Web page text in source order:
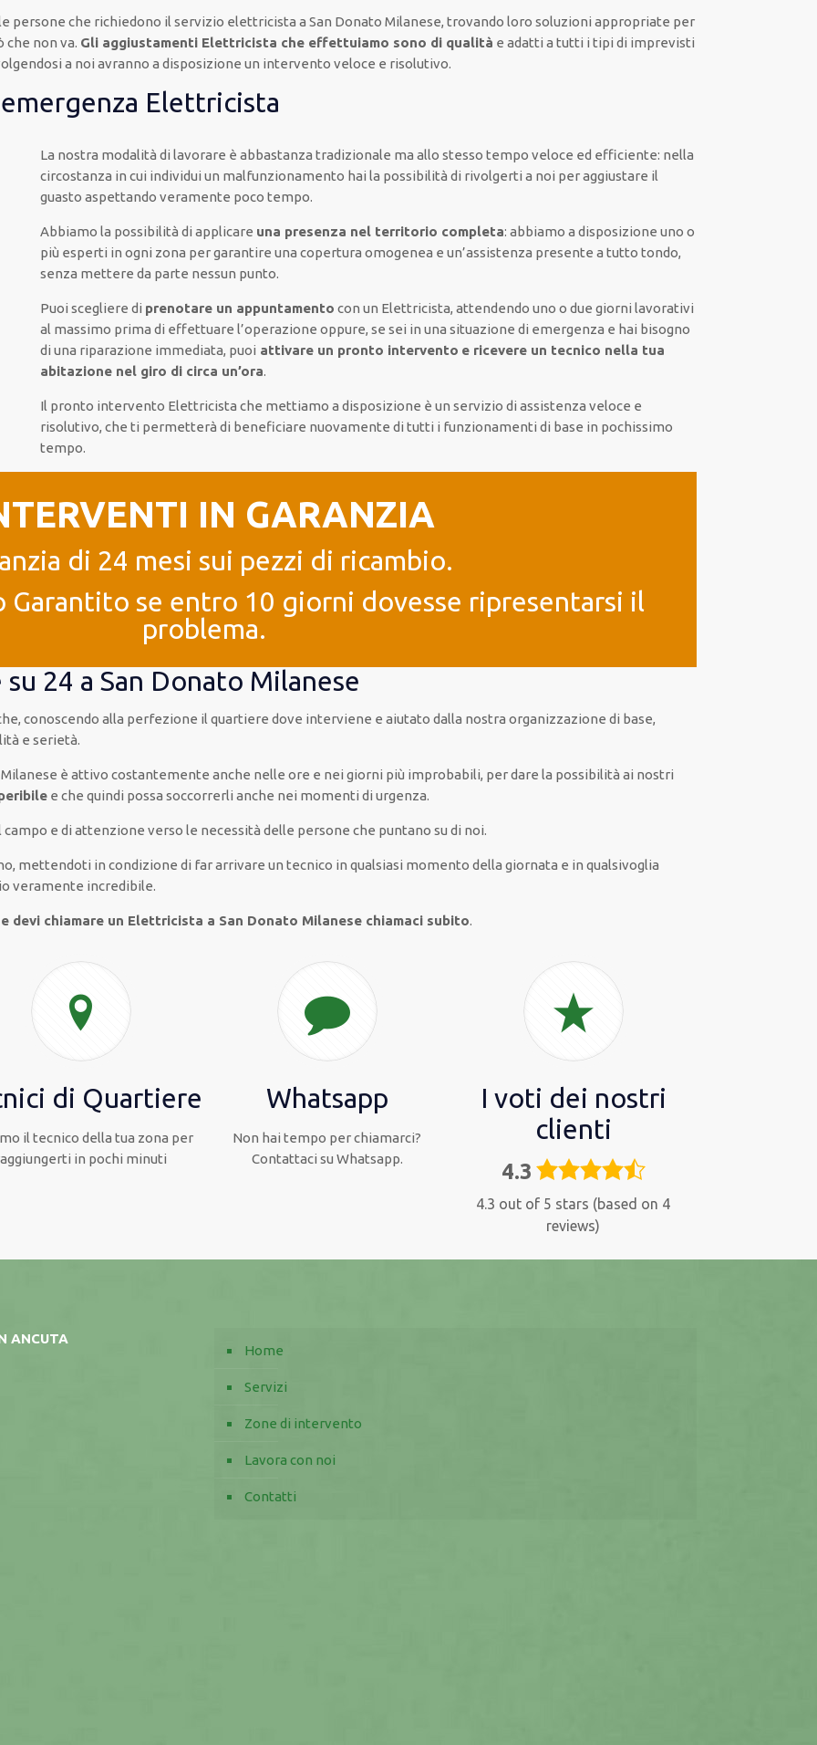
persone che richiedono il servizio elettricista a San Donato Milanese, trovando lorosoluzioni appropriate per
che non va. Gli aggiustamenti Elettricista che effettuiamo sono di qualità eadatti a tutti i tipi di imprevisti
a noi avranno a disposizione un interventoveloce e risolutivo.
Elettricista
La nostra modalità di lavorare è abbastanza tradizionale ma allo stesso tempo veloce ed efficiente: nella
circostanza in cui individui un malfunzionamento hai la possibilità di rivolgerti a noi peraggiustare il
guasto aspettando veramente poco tempo.
Abbiamo la possibilità di applicare una presenza nel territorio completa: abbiamo a disposizione uno o
più esperti in ogni zona pergarantire una copertura omogenea e un’assistenza presente a tutto tondo,
senza mettere da parte nessun punto.
Puoi scegliere di prenotareun appuntamento con un Elettricista, attendendo uno o due giorni lavorativi
al massimo prima di effettuare l’operazione oppure, se sei in una situazione di emergenza e hai bisogno
di una riparazione immediata, puoi attivareun pronto intervento e ricevere un tecnico nella tua
abitazione nel giro di circa un’ora.
Il pronto intervento Elettricista che mettiamo a disposizione è un servizio di assistenza veloce e
risolutivo, che ti permetterà di beneficiare nuovamente di tutti i funzionamenti di base in pochissimo
tempo.
IN GARANZIA
di 24 mesi sui pezzi di ricambio.
se entro 10 giorni dovesse ripresentarsi il
problema.
24 a San Donato Milanese
conoscendo alla perfezione il quartiere dove interviene eaiutato dalla nostra organizzazione di base,
e serietà.
èattivo costantemente anche nelle ore e nei giorni più improbabili, perdare la possibilità ai nostri
e chequindi possa soccorrerli anche nei momenti di urgenza.
campo e di attenzione verso le necessitàdelle persone che puntano su di noi.
, mettendoti in condizione di fararrivare untecnico inqualsiasi momento della giornata e inqualsivoglia
veramente incredibile.
devi chiamare un Elettricista a San Donato Milanese chiamaci subito.
di Quartiere
il tecnico della tua zona per
in pochi minuti
Whatsapp
Non hai tempo per chiamarci?
Contattaci su Whatsapp.
I voti dei nostri
clienti
4.3 4,3
4.3 out of 5 stars (based on 4
reviews)
ANCUTA
Home
Servizi
Zone di intervento
Lavora con noi
Contatti